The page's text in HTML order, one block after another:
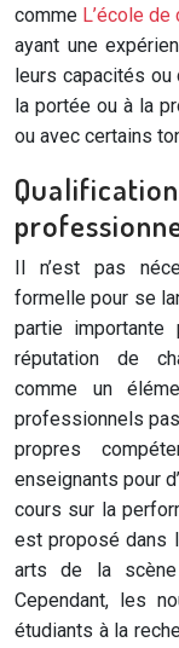
comme L’école de
ayant une
leurs capacités
la portée ou à la
ou avec certains
Il n’est pas
formelle pour se
partie
réputation de
comme un
professionnels
propres
enseignants pour
cours sur la
est proposé dans
arts de la
Cependant, les
étudiants à la